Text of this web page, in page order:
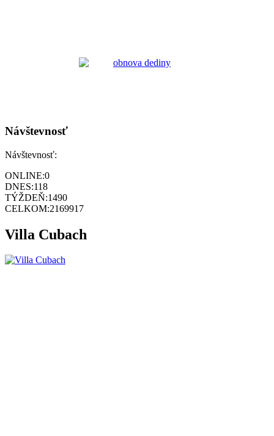
Návštevnosť
Návštevnosť:
ONLINE:0
DNES:118
TÝŽDEŇ:1490
CELKOM:2169917
Villa Cubach